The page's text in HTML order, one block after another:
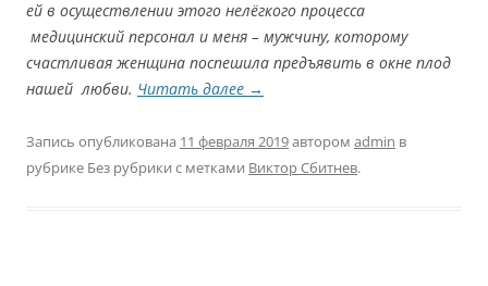
ей в осуществлении этого нелёгкого процесса
медицинский персонал и меня – мужчину, которому
счастливая женщина поспешила предъявить в окне плод
нашей любви. Читать далее →
Запись опубликована 11 февраля 2019автором admin в
рубрике Без рубрики с метками Виктор Сбитнев.